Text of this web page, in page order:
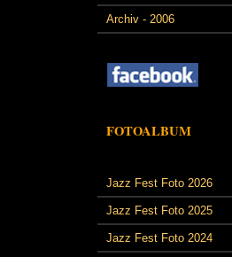
Archiv - 2006
FOTOALBUM
Jazz Fest Foto 2026
Jazz Fest Foto 2025
Jazz Fest Foto 2024